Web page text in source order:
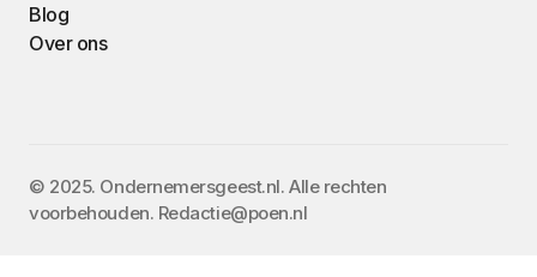
Blog
Over ons
©️ 2025. Ondernemersgeest.nl. Alle rechten
voorbehouden. Redactie@poen.nl